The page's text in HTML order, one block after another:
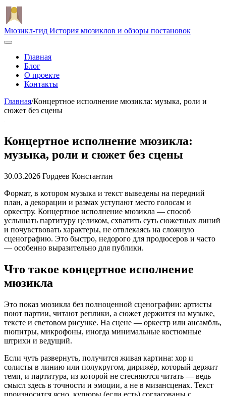
Мюзикл-гид История мюзиклов и обзоры постановок
Главная
Блог
О проекте
Контакты
Главная/Концертное исполнение мюзикла: музыка, роли и
сюжет без сцены
Концертное исполнение мюзикла:
музыка, роли и сюжет без сцены
30.03.2026 Гордеев Константин
Формат, в котором музыка и текст выведены на передний
план, а декорации и размах уступают место голосам и
оркестру. Концертное исполнение мюзикла — способ
услышать партитуру целиком, схватить суть сюжетных линий
и почувствовать характеры, не отвлекаясь на сложную
сценографию. Это быстро, недорого для продюсеров и часто
— особенно выразительно для публики.
Что такое концертное исполнение
мюзикла
Это показ мюзикла без полноценной сценографии: артисты
поют партии, читают реплики, а сюжет держится на музыке,
тексте и световом рисунке. На сцене — оркестр или ансамбль,
пюпитры, микрофоны, иногда минимальные костюмные
штрихи и ведущий.
Если чуть развернуть, получится живая картина: хор и
солисты в линию или полукругом, дирижёр, который держит
темп, и партитура, из которой не стесняются читать — ведь
смысл здесь в точности и эмоции, а не в мизансценах. Текст
произносится ясно, купюры (если есть) согласованы с